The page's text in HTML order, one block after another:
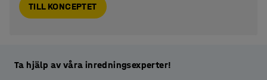
TILL KONCEPTET
Ta hjälp av våra inredningsexperter!